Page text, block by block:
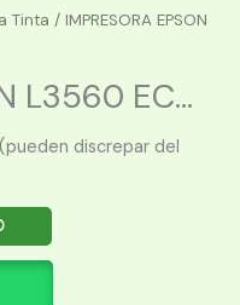
Tinta / IMPRESORA EPSON
L3560 EC...
discrepar del